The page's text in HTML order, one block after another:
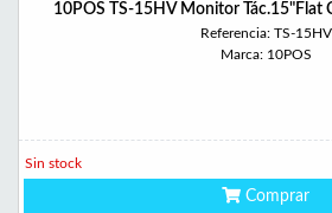
10POS TS-15HV Monitor Tác.15"Flat
Referencia: TS-15HV
Marca: 10POS
Sin stock
Comprar